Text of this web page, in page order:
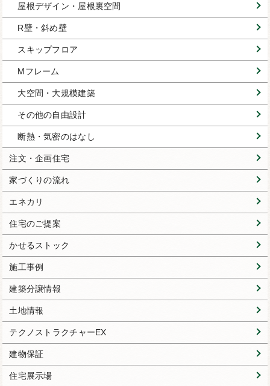
屋根デザイン・屋根裏空間
R壁・斜め壁
スキップフロア
Mフレーム
大空間・大規模建築
その他の自由設計
断熱・気密のはなし
注文・企画住宅
家づくりの流れ
エネカリ
住宅のご提案
かせるストック
施工事例
建築分譲情報
土地情報
テクノストラクチャーEX
建物保証
住宅展示場